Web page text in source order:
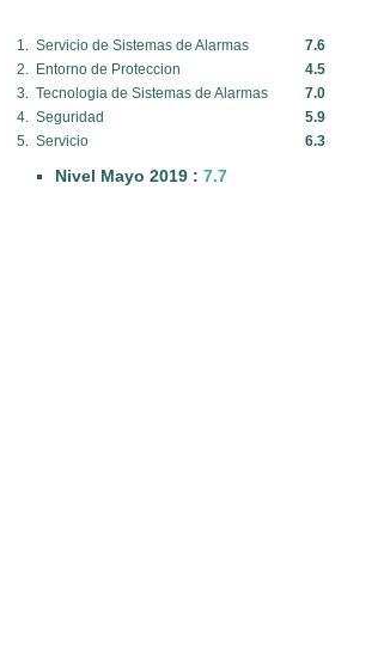
1. Servicio de Sistemas de Alarmas
7.6
2. Entorno de Proteccion
4.5
3. Tecnologia de Sistemas de Alarmas
7.0
4. Seguridad
5.9
5. Servicio
6.3
Nivel Mayo 2019 : 7.7